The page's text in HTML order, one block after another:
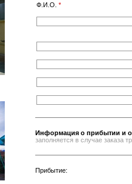
Ф.И.О. *
Информация о прибытии и
заполняется в случае заказа
Прибытие: